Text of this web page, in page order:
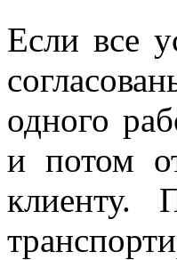
Если все
одного
и потом
клиенту.